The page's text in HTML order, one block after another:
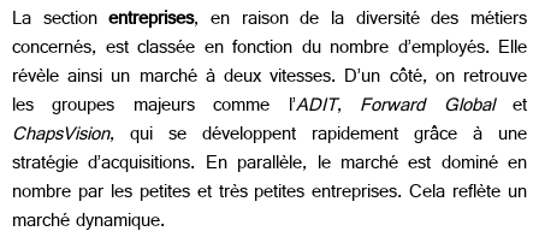
La sectionentreprises, en raison de la diversité des métiers
concernés, est classée en fonction du nombre d’employés. Elle
révèle ainsi un marché à deux vitesses. D’un côté, on retrouve
les groupes majeurs comme l’ADIT, Forward Globalet
ChapsVision, qui se développent rapidement grâce à une
stratégie d’acquisitions. En parallèle, le marché est dominé en
nombre par les petites et très petites entreprises. Cela reflète un
marché dynamique.